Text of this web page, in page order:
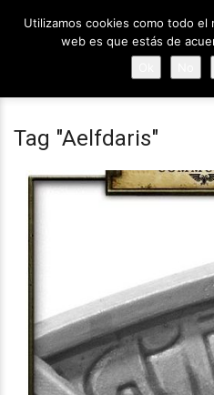
Tag "Aelfdaris"
Utilizamos cookies como todo
web es que estás de